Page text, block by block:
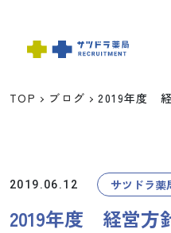
ABOUT
データで知る
TOP ブログ 2019年度
2019.06.12 サツドラ薬
2019年度 経営